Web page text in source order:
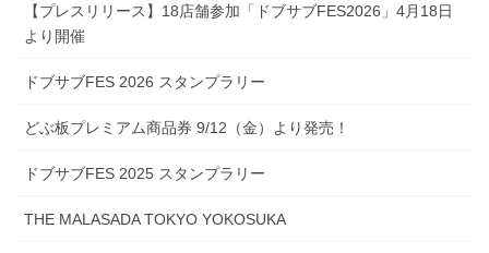
【プレスリリース】18店舗参加「ドブサブFES2026」4月18日
より開催
ドブサブFES 2026 スタンプラリー
どぶ板プレミアム商品券 9/12（金）より発売！
ドブサブFES 2025 スタンプラリー
THE MALASADA TOKYO YOKOSUKA